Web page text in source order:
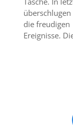
die freudigen
Ereignisse.